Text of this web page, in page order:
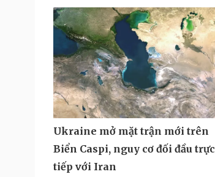
Ukraine mở mặt trận mới trên
Biển Caspi, nguy cơ đối đầu trực
tiếp với Iran